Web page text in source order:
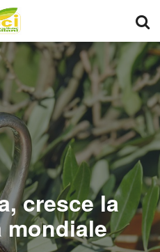
cresce la
mondiale